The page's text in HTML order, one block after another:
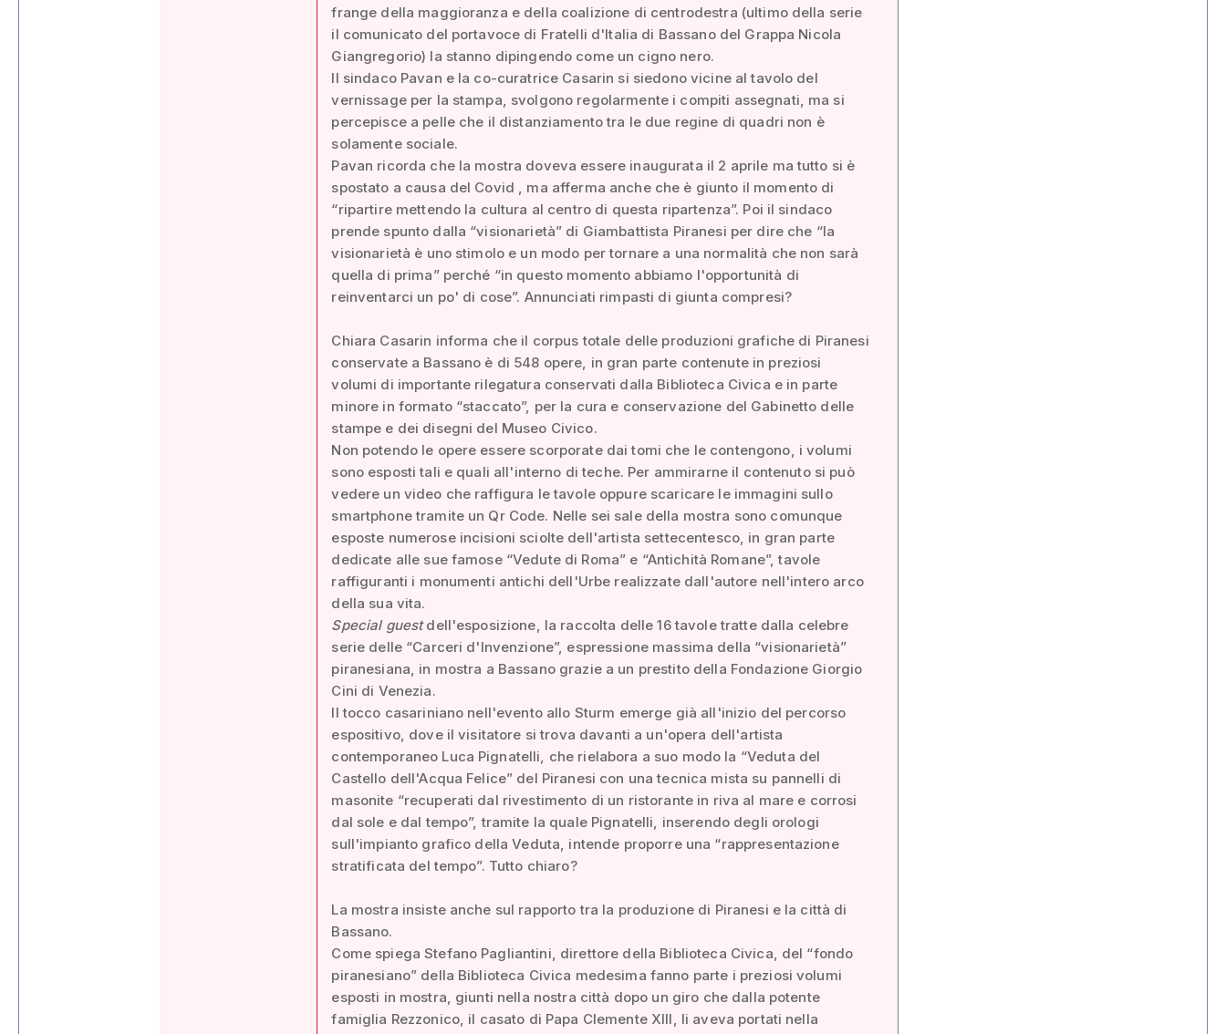
frange della maggioranza e della coalizione di centrodestra (ultimo della serie
il comunicato del portavoce di Fratelli d'Italia di Bassano del Grappa Nicola
Giangregorio) la stanno dipingendo come un cigno nero.
Il sindaco Pavan e la co-curatrice Casarin si siedono vicine al tavolo del
vernissage per la stampa, svolgono regolarmente i compiti assegnati, ma si
percepisce a pelle che il distanziamento tra le due regine di quadri non è
solamente sociale.
Pavan ricorda che la mostra doveva essere inaugurata il 2 aprile ma tutto si è
spostato a causa del Covid , ma afferma anche che è giunto il momento di
“ripartire mettendo la cultura al centro di questa ripartenza”. Poi il sindaco
prende spunto dalla “visionarietà” di Giambattista Piranesi per dire che “la
visionarietà è uno stimolo e un modo per tornare a una normalità che non sarà
quella di prima” perché “in questo momento abbiamo l'opportunità di
reinventarci un po' di cose”. Annunciati rimpasti di giunta compresi?
Chiara Casarin informa che il corpus totale delle produzioni grafiche di Piranesi
conservate a Bassano è di 548 opere, in gran parte contenute in preziosi
volumi di importante rilegatura conservati dalla Biblioteca Civica e in parte
minore in formato “staccato”, per la cura e conservazione del Gabinetto delle
stampe e dei disegni del Museo Civico.
Non potendo le opere essere scorporate dai tomi che le contengono, i volumi
sono esposti tali e quali all'interno di teche. Per ammirarne il contenuto si può
vedere un video che raffigura le tavole oppure scaricare le immagini sullo
smartphone tramite un Qr Code. Nelle sei sale della mostra sono comunque
esposte numerose incisioni sciolte dell'artista settecentesco, in gran parte
dedicate alle sue famose “Vedute di Roma” e “Antichità Romane”, tavole
raffiguranti i monumenti antichi dell'Urbe realizzate dall'autore nell'intero arco
della sua vita.
Special guestdell'esposizione, la raccolta delle 16 tavole tratte dalla celebre
serie delle “Carceri d'Invenzione”, espressione massima della “visionarietà”
piranesiana, in mostra a Bassano grazie a un prestito della Fondazione Giorgio
Cini di Venezia.
Il tocco casariniano nell'evento allo Sturm emerge già all'inizio del percorso
espositivo, dove il visitatore si trova davanti a un'opera dell'artista
contemporaneo Luca Pignatelli, che rielabora a suo modo la “Veduta del
Castello dell'Acqua Felice” del Piranesi con una tecnica mista su pannelli di
masonite “recuperati dal rivestimento di un ristorante in riva al mare e corrosi
dal sole e dal tempo”, tramite la quale Pignatelli, inserendo degli orologi
sull'impianto grafico della Veduta, intende proporre una “rappresentazione
stratificata del tempo”. Tutto chiaro?
La mostra insiste anche sul rapporto tra la produzione di Piranesi e la città di
Bassano.
Come spiega Stefano Pagliantini, direttore della Biblioteca Civica, del “fondo
piranesiano” della Biblioteca Civica medesima fanno parte i preziosi volumi
esposti in mostra, giunti nella nostra città dopo un giro che dalla potente
famiglia Rezzonico, il casato di Papa Clemente XIII, li aveva portati nella